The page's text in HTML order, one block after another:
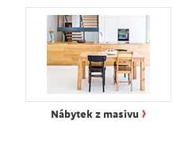
Nábytek z masivu ›